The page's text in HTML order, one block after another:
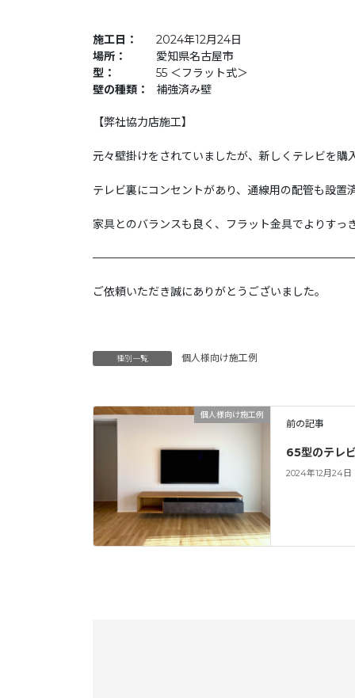
施工日：
2024年12月24日
場所：
愛知県名古屋市
型：
55 ＜フラット式＞
壁の種類：
補強済み壁
【弊社協力店施工】
元々壁掛けをされていましたが、新しくテレビを
テレビ裏にコンセントがあり、通線用の配管も設
家具とのバランスも良く、フラット金具でよりすっ
ご依頼いただき誠にありがとうございました。
種別一覧 個人様向け施工例
個人様向け施工例
前の記事
65型のテレ
2024年12月24日